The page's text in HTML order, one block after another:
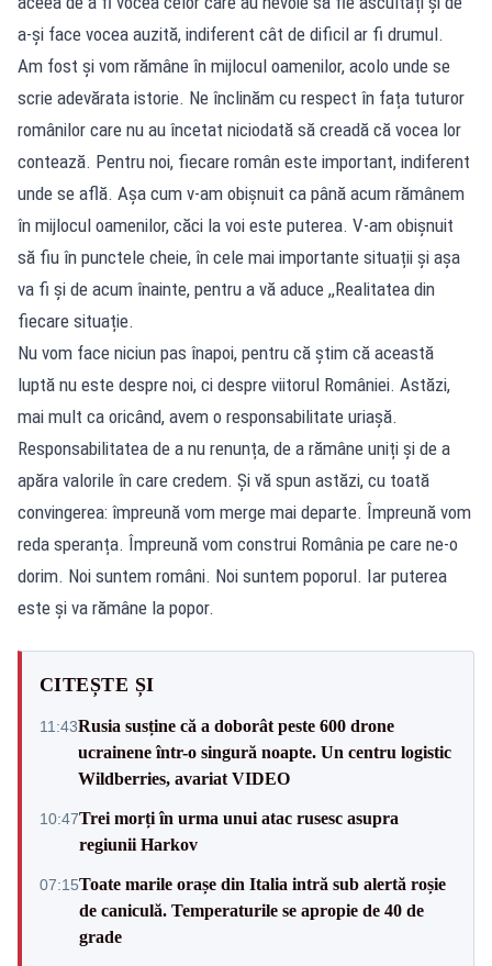
a-și face vocea auzită, indiferent cât de dificil ar fi drumul.
Am fost și vom rămâne în mijlocul oamenilor, acolo unde se
scrie adevărata istorie. Ne înclinăm cu respect în fața tuturor
românilor care nu au încetat niciodată să creadă că vocea lor
contează. Pentru noi, fiecare român este important, indiferent
unde se află. Așa cum v-am obișnuit ca până acum rămânem
în mijlocul oamenilor, căci la voi este puterea. V-am obișnuit
să fiu în punctele cheie, în cele mai importante situații și așa
va fi și de acum înainte, pentru a vă aduce ,,Realitatea din
fiecare situație.
Nu vom face niciun pas înapoi, pentru că știm că această
luptă nu este despre noi, ci despre viitorul României. Astăzi,
mai mult ca oricând, avem o responsabilitate uriașă.
Responsabilitatea de a nu renunța, de a rămâne uniți și de a
apăra valorile în care credem. Și vă spun astăzi, cu toată
convingerea: împreună vom merge mai departe. Împreună vom
reda speranța. Împreună vom construi România pe care ne-o
dorim. Noi suntem români. Noi suntem poporul. Iar puterea
este și va rămâne la popor.
CITEȘTE ȘI
11:43Rusia susține că a doborât peste 600 drone
ucrainene într-o singură noapte. Un centru logistic
Wildberries, avariat VIDEO
10:47Trei morți în urma unui atac rusesc asupra
regiunii Harkov
07:15Toate marile orașe din Italia intră sub alertă roșie
de caniculă. Temperaturile se apropie de 40 de
grade